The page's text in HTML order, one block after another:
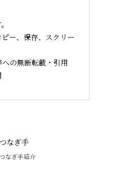
ー、保存、スクリー
の無断転載・引用
つなぎ手
つなぎ手紹介